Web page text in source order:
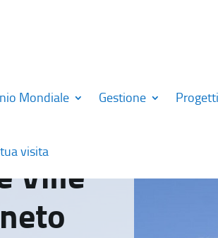
Mondiale Gestione
visita
Ville